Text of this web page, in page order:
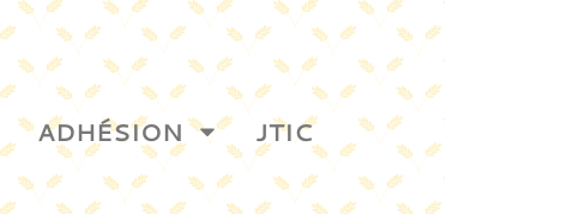
ADHÉSION JTIC